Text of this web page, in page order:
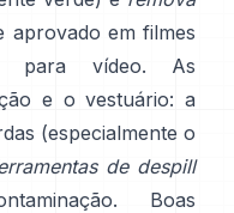
aprovado em filmes
para vídeo. As
e o vestuário: a
(especialmente o
de despill
Boas